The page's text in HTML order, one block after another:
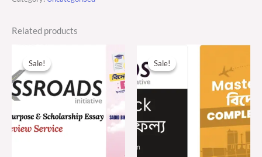
Related products
Sale!
Sale!
was:
৳2,500.00.৳1,800.00.
Sale!
Sale!
Original
Current
৳5,900.00.